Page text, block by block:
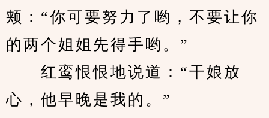
颊：“你可要努力了哟，不要让你
的两个姐姐先得手哟。”
红鸾恨恨地说道：“干娘放
心，他早晚是我的。”